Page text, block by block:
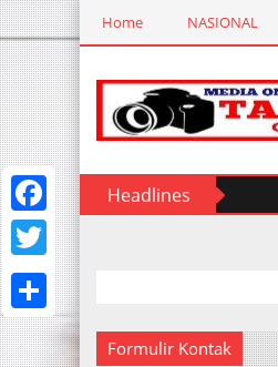
Home NASIONAL
Headlines
F
e
T
w
i
S
h
Formulir Kontak